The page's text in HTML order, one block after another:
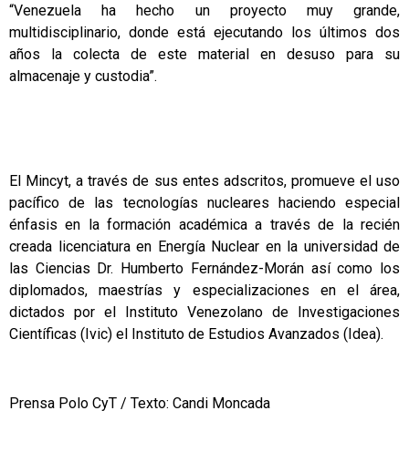
“Venezuela ha hecho un proyecto muy grande,
multidisciplinario, donde está ejecutando los últimos dos
años la colecta de este material en desuso para su
almacenaje y custodia”.
El Mincyt, a través de sus entes adscritos, promueve el uso
pacífico de las tecnologías nucleares haciendo especial
énfasis en la formación académica a través de la recién
creada licenciatura en Energía Nuclear en la universidad de
las Ciencias Dr. Humberto Fernández-Morán así como los
diplomados, maestrías y especializaciones en el área,
dictados por el Instituto Venezolano de Investigaciones
Científicas (Ivic) el Instituto de Estudios Avanzados (Idea).
Prensa Polo CyT / Texto: Candi Moncada